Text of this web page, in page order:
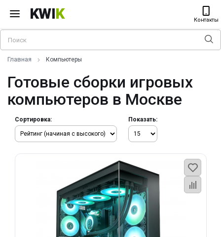
KWIK Контакты
Главная Компьютеры
Готовые сборки игровых
компьютеров в Москве
Сортировка: Показать: